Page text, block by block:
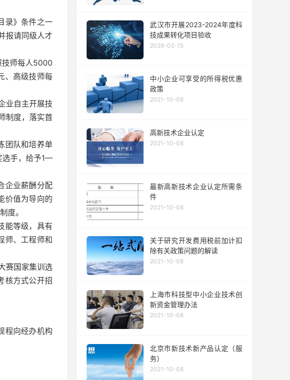
录》条件之一
报请同级人才
技师每人5000
、高级技师每
业自主开展技
制度，落实首
团队和培养单
选手，给予1—
企业薪酬分配
价值为导向的
度。
能等级，具有
师、工程师和
赛国家集训选
核方式公开招
程向经办机构
武汉市开展2023-2024年度科
技成果转化项目验收
2026-02-15
中小企业可享受的所得税优惠
政策
2021-10-08
高新技术企业认定
2021-10-08
最新高新技术企业认定所需条
件
2021-10-08
关于研究开发费用税前加计扣
除有关政策问题的解读
2021-10-08
上海市科技型中小企业技术创
新资金管理办法
2021-10-08
北京市新技术新产品认定（服
务）
2021-10-08